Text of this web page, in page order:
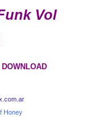
Vol
Honey